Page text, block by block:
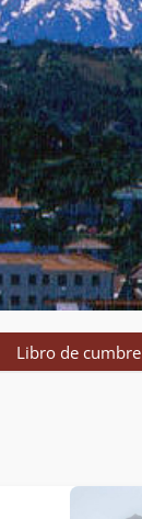
Libro de cumbre